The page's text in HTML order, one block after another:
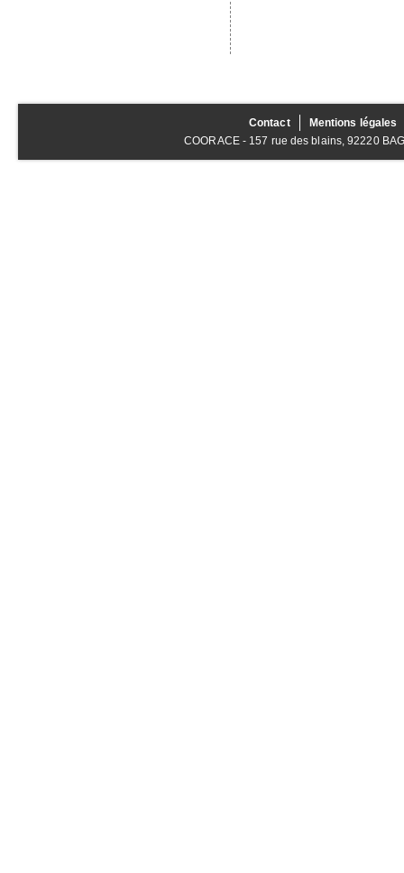
Contact
Mentions légales
COORACE - 157 rue des blains, 92220